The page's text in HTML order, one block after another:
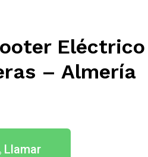
Eléctrico
– Almería
Llamar